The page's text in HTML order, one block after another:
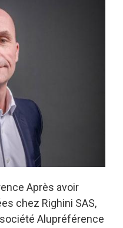
Après avoir
chez Righini SAS,
Alupréférence